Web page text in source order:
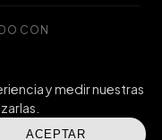
CON
reclamosingresá acá.
y medir nuestras
ACEPTAR